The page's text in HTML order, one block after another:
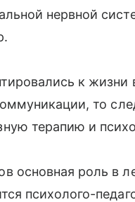
нервной
к жизни
то
терапию и
основная роль в
психолого-